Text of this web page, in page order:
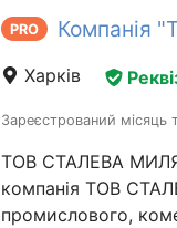
PRO Компанія
Харків
Зареєстрований місяць
ТОВ СТАЛЕВА МИЛЯ
компанія ТОВ
промислового,